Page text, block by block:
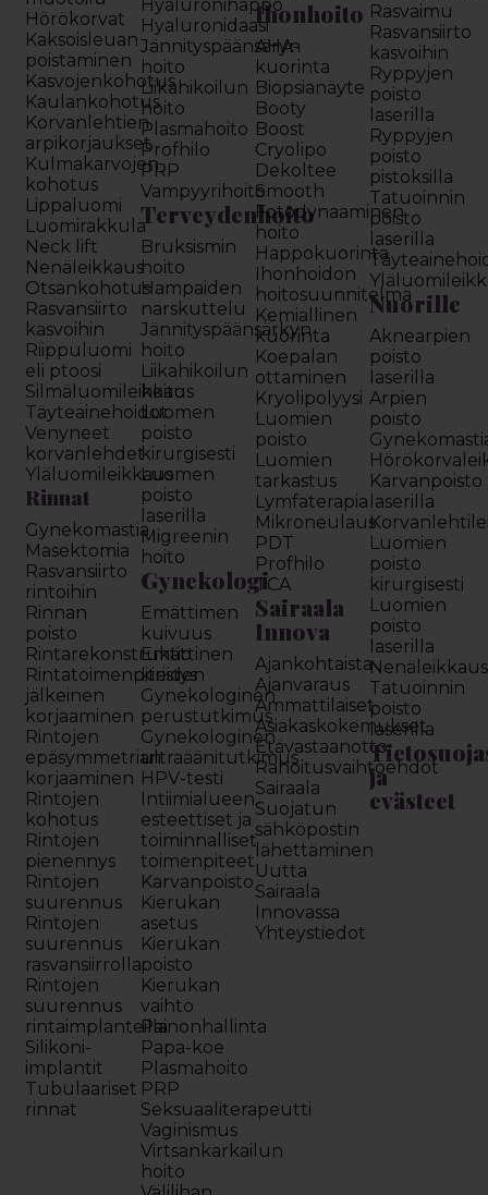
Hörökorvat
Kaksoisleuan
poistaminen
Kasvojenkohotus
Kaulankohotus
Korvanlehtien
arpikorjaukset
Kulmakarvojen
kohotus
Lippaluomi
Luomirakkula
Neck lift
Nenäleikkaus
Otsankohotus
Rasvansiirto
kasvoihin
Riippuluomi
eli ptoosi
Silmäluomileikkaus
Täyteainehoidot
Venyneet
korvanlehdet
Yläluomileikkaus
Rinnat
Gynekomastia
Masektomia
Rasvansiirto
rintoihin
Rinnan
poisto
Rintarekonstruktio
Rintatoimenpiteiden
jälkeinen
korjaaminen
Rintojen
epäsymmetrian
korjaaminen
Rintojen
kohotus
Rintojen
pienennys
Rintojen
suurennus
Rintojen
suurennus
rasvansiirrolla
Rintojen
suurennus
rintaimplanteilla
Silikoni-
implantit
Tubulaariset
rinnat
Hyaluronihappo
Hyaluronidaasi
Jännityspäänsäryn
hoito
Liikahikoilun
hoito
Plasmahoito
Profhilo
PRP
Vampyyrihoito
Terveydenhoito
Bruksismin
hoito
Hampaiden
narskuttelu
Jännityspäänsärkyn
hoito
Liikahikoilun
hoito
Luomen
poisto
kirurgisesti
Luomen
poisto
laserilla
Migreenin
hoito
Gynekologi
Emättimen
kuivuus
Emättinen
kiristys
Gynekologinen
perustutkimus
Gynekologinen
ultraäänitutkimus
HPV-testi
Intiimialueen
esteettiset ja
toiminnalliset
toimenpiteet
Karvanpoisto
Kierukan
asetus
Kierukan
poisto
Kierukan
vaihto
Painonhallinta
Papa-koe
Plasmahoito
PRP
Seksuaaliterapeutti
Vaginismus
Virtsankarkailun
hoito
Ihonhoito
AHA-
kuorinta
Biopsianäyte
Booty
Boost
Cryolipo
Dekoltee
Smooth
Fotodynaaminen
hoito
Happokuorinta
Ihonhoidon
hoitosuunnitelma
Kemiallinen
kuorinta
Koepalan
ottaminen
Kryolipolyysi
Luomien
poisto
Luomien
tarkastus
Lymfaterapia
Mikroneulaus
PDT
Profhilo
TCA
Sairaala
Innova
Ajankohtaista
Ajanvaraus
Ammattilaiset
Asiakaskokemukset
Etävastaanotto
Rahoitusvaihtoehdot
Sairaala
Suojatun
sähköpostin
lähettäminen
Uutta
Sairaala
Innovassa
Yhteystiedot
Rasvaimu
Rasvansiirto
kasvoihin
Ryppyjen
poisto
laserilla
Ryppyjen
poisto
pistoksilla
Tatuoinnin
poisto
laserilla
Nuorille
Aknearpien
poisto
laserilla
Arpien
poisto
Karvanpoisto
laserilla
Luomien
poisto
kirurgisesti
Luomien
poisto
laserilla
Nenäleikkaus
Tatuoinnin
poisto
laserilla
ja
evästeet